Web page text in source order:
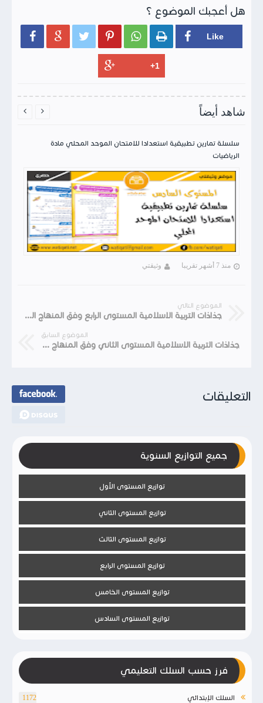
هل أعجبك الموضوع ؟
     
شاهد أيضاً
سلسلة تمارين تطبيقية استعدادا للامتحان الموحد المحلي مادة
الرياضيات
منذ 7 أشهر تقريبا وثيقتي
 
الموضوع التالي
جذاذات التربية الاسلامية المستوى الرابع وفق المنهاج المنقح
الموضوع السابق
جذاذات التربية الاسلامية المستوى الثاني وفق المنهاج المنقح
التعليقات
جميع التوازيع السنوية
توازيع المستوى الأول
توازيع المستوى الثاني
توازيع المستوى الثالث
توازيع المستوى الرابع
توازيع المستوى الخامس
توازيع المستوى السادس
فرز حسب السلك التعليمي
السلك الإبتدائي 1172